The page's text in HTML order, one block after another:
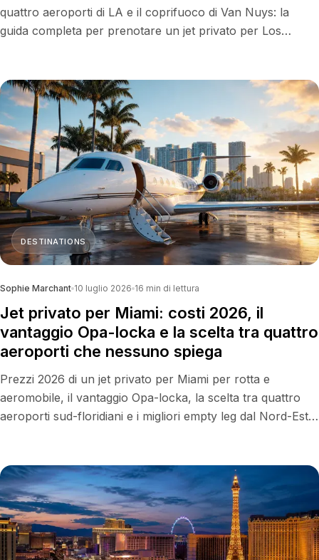
quattro aeroporti di LA e il coprifuoco di Van Nuys: la
guida completa per prenotare un jet privato per Los
DESTINATIONS
Sophie Marchant 10 luglio 2026 16 min di lettura
Jet privato per Miami: costi 2026, il
vantaggio Opa-locka e la scelta tra quattro
aeroporti che nessuno spiega
Prezzi 2026 di un jet privato per Miami per rotta e
aeromobile, il vantaggio Opa-locka, la scelta tra quattro
aeroporti sud-floridiani e i migliori empty leg dal Nord-Est.